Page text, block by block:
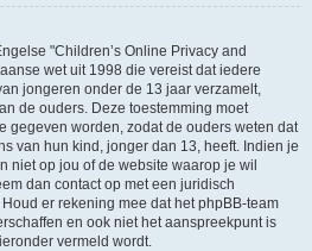
"Children’s Online Privacy and
wet uit 1998 die vereist dat iedere
jongeren onder de 13 jaar verzamelt,
de ouders. Deze toestemming moet
gegeven worden, zodat de ouders weten dat
van hun kind, jonger dan 13, heeft. Indien je
niet op jou of de website waarop je wil
dan contact op met een juridisch
er rekening mee dat het phpBB-team
en ook niet het aanspreekpunt is
vermeld wordt.